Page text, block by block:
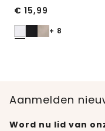
€ 15,99
+ 8
Aanmelden
Word nu lid van